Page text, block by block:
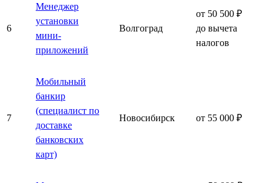
6
Менеджер
установки
мини-
приложений
Волгоград
от 50 500 ₽
до вычета
налогов
7
Мобильный
банкир
(специалист по
доставке
банковских
карт)
Новосибирск от 55 000 ₽